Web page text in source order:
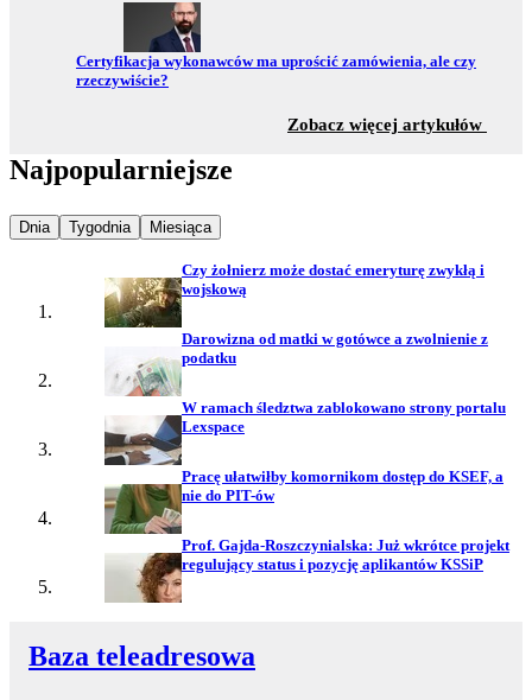
Przejdź do:
Certyfikacja wykonawców ma uprościć zamówienia, ale czy
rzeczywiście?
Zobacz więcej artykułów
Najpopularniejsze
Najpopularniejsze wiadomości z
Dnia Najpopularniejsze wiadomości z
Tygodnia Najpopularniejsze wiadomości z
Miesiąca
Czy żołnierz może dostać emeryturę zwykłą i
wojskową
Darowizna od matki w gotówce a zwolnienie z
podatku
W ramach śledztwa zablokowano strony portalu
Lexspace
Pracę ułatwiłby komornikom dostęp do KSEF, a
nie do PIT-ów
Prof. Gajda-Roszczynialska: Już wkrótce projekt
regulujący status i pozycję aplikantów KSSiP
Baza teleadresowa